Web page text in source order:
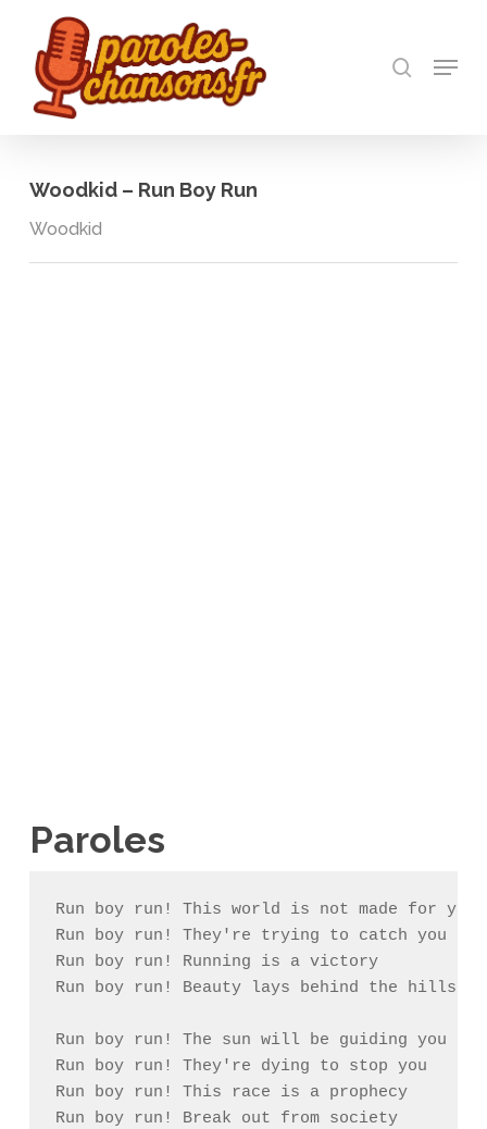
main
content
Menu
Woodkid – Run Boy Run
Woodkid
Paroles
Run boy run! This world is not made for you
Run boy run! They're trying to catch you
Run boy run! Running is a victory
Run boy run! Beauty lays behind the hills
Run boy run! The sun will be guiding you
Run boy run! They're dying to stop you
Run boy run! This race is a prophecy
Run boy run! Break out from society
Close